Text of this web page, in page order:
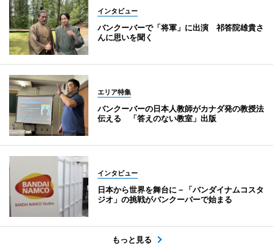
インタビュー
バンクーバーで「将軍」に出演 祁答院雄貴さ
んに思いを聞く
エリア特集
バンクーバーの日本人教師がカナダ発の教授法
伝える 「答えのない教室」出版
インタビュー
日本から世界を舞台に－「バンダイナムコスタ
ジオ」の挑戦がバンクーバーで始まる
もっと見る